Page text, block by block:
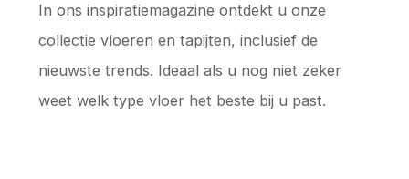
In ons inspiratiemagazine ontdekt u onze
collectie vloeren en tapijten, inclusief de
nieuwste trends. Ideaal als u nog niet zeker
weet welk type vloer het beste bij u past.